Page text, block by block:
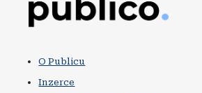
O Publicu
Inzerce